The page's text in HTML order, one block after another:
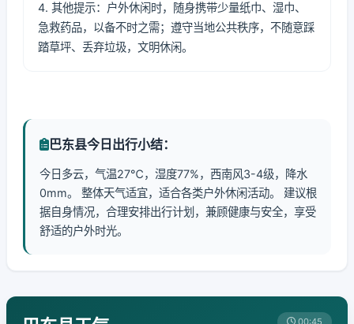
4. 其他提示：户外休闲时，随身携带少量纸巾、湿巾、
急救药品，以备不时之需；遵守当地公共秩序，不随意踩
踏草坪、丢弃垃圾，文明休闲。
巴东县今日出行小结：
今日多云，气温27℃，湿度77%，西南风3-4级，降水
0mm。 整体天气适宜，适合各类户外休闲活动。 建议根
据自身情况，合理安排出行计划，兼顾健康与安全，享受
舒适的户外时光。
00:45